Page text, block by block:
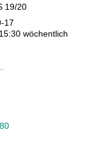
19/20
17
wöchentlich